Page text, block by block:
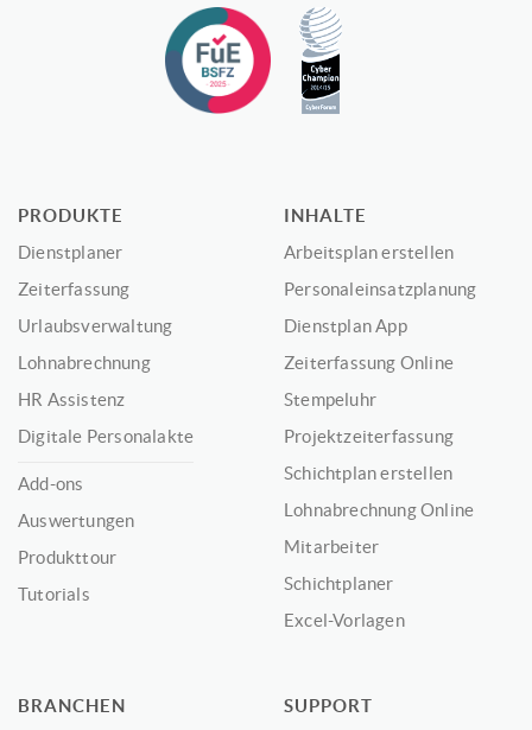
PRODUKTE
Dienstplaner
Zeiterfassung
Urlaubsverwaltung
Lohnabrechnung
HR Assistenz
Digitale Personalakte
Add-ons
Auswertungen
Produkttour
Tutorials
INHALTE
Arbeitsplan erstellen
Personaleinsatzplanung
Dienstplan App
Zeiterfassung Online
Stempeluhr
Projektzeiterfassung
Schichtplan erstellen
Lohnabrechnung Online
Mitarbeiter
Schichtplaner
Excel-Vorlagen
BRANCHEN
SUPPORT